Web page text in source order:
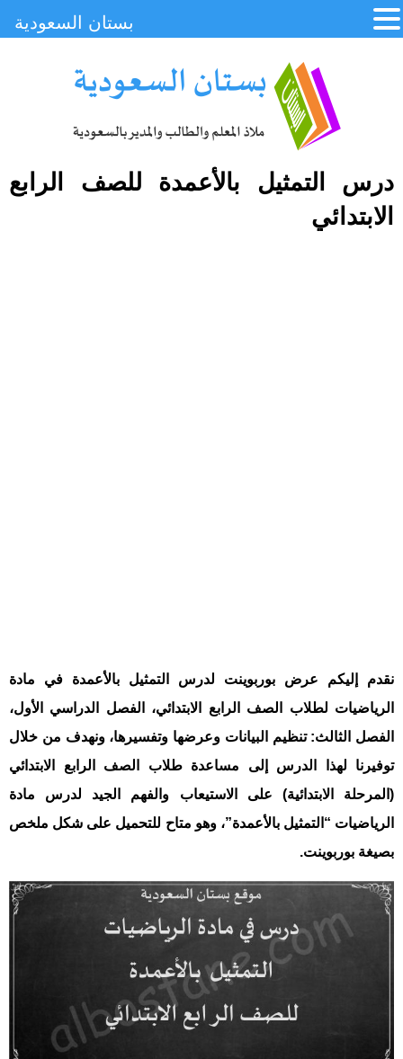
درس التمثيل بالأعمدة للصف الرابع
الابتدائي
نقدم إليكم عرض بوربوينت لدرس التمثيل بالأعمدة في مادة
الرياضيات لطلاب الصف الرابع الابتدائي، الفصل الدراسي الأول،
الفصل الثالث: تنظيم البيانات وعرضها وتفسيرها، ونهدف من خلال
توفيرنا لهذا الدرس إلى مساعدة طلاب الصف الرابع الابتدائي
(المرحلة الابتدائية) على الاستيعاب والفهم الجيد لدرس مادة
الرياضيات “التمثيل بالأعمدة”، وهو متاح للتحميل على شكل ملخص
بصيغة بوربوينت.
بستان السعودية